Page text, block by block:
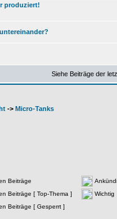
produziert!
Siehe Beiträge der
-> Micro-Tanks
Beiträge
Beiträge [ Top-Thema ]
Wichtig
Beiträge [ Gesperrt ]